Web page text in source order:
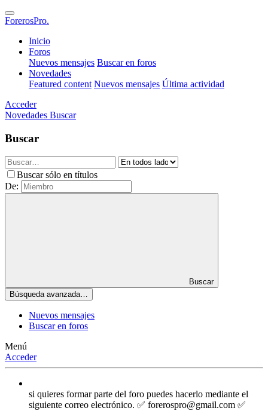
ForerosPro.
Inicio
Foros
Nuevos mensajes Buscar en foros
Novedades
Featured content Nuevos mensajes Última actividad
Acceder
Novedades Buscar
Buscar
Buscar sólo en títulos
De:
Buscar
Búsqueda avanzada…
Nuevos mensajes
Buscar en foros
Menú
Acceder
si quieres formar parte del foro puedes hacerlo mediante el
siguiente correo electrónico. ✅ forerospro@gmail.com ✅